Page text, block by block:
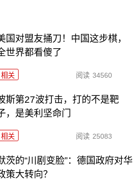
国对盟友捅刀！中国这步棋，
世界都看傻了
相关 阅读 34560
斯第27波打击，打的不是靶
，是美利坚命门
相关 阅读 25083
茨的“川剧变脸”：德国政府对华
策大转向？